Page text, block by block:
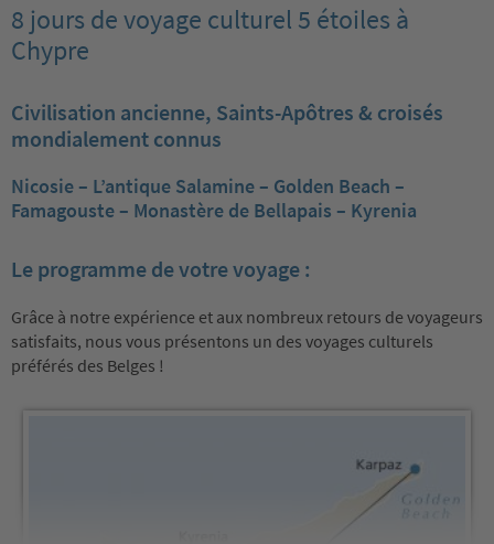
8 jours de voyage culturel 5 étoiles à
Chypre
Civilisation ancienne, Saints-Apôtres & croisés
mondialement connus
Nicosie – L’antique Salamine – Golden Beach –
Famagouste – Monastère de Bellapais – Kyrenia
Le programme de votre voyage :
Grâce à notre expérience et aux nombreux retours de voyageurs
satisfaits, nous vous présentons un des voyages culturels
préférés des Belges !